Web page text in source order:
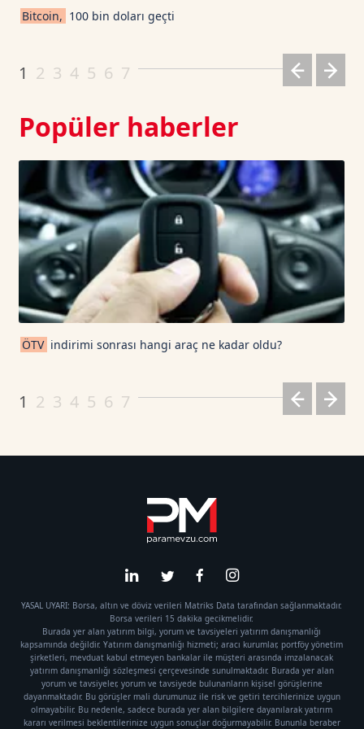
Bitcoin, 100 bin doları geçti
1 2 3 4 5 6 7
Popüler haberler
ÖTV indirimi sonrası hangi araç ne kadar oldu?
1 2 3 4 5 6 7
YASAL UYARI: Borsa, altın ve döviz verileri Matriks Data tarafından sağlanmaktadır.
Borsa verileri 15 dakika gecikmelidir.
Burada yer alan yatırım bilgi, yorum ve tavsiyeleri yatırım danışmanlığı
kapsamında değildir. Yatırım danışmanlığı hizmeti; aracı kurumlar, portföy yönetim
şirketleri, mevduat kabul etmeyen bankalar ile müşteri arasında imzalanacak
yatırım danışmanlığı sözleşmesi çerçevesinde sunulmaktadır. Burada yer alan
yorum ve tavsiyeler, yorum ve tavsiyede bulunanların kişisel görüşlerine
dayanmaktadır. Bu görüşler mali durumunuz ile risk ve getiri tercihlerinize uygun
olmayabilir. Bu nedenle, sadece burada yer alan bilgilere dayanılarak yatırım
kararı verilmesi beklentilerinize uygun sonuçlar doğurmayabilir. Bununla beraber